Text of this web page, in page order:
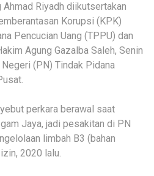
Ahmad Riyadh diikutsertakan
Korupsi (KPK)
Pencucian Uang (TPPU) dan
Agung Gazalba Saleh, Senin
(PN) Tindak Pidana
perkara berawal saat
Jaya, jadi pesakitan di PN
limbah B3 (bahan
2020 lalu.